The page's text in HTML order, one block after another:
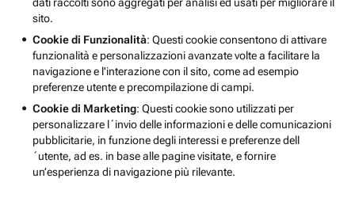
sito.
Cookie di Funzionalità: Questi cookie consentono di attivare
funzionalità e personalizzazioni avanzate volte a facilitare la
navigazione e l'interazione con il sito, come ad esempio
preferenze utente e precompilazione di campi.
Cookie di Marketing: Questi cookie sono utilizzati per
personalizzare l´invio delle informazioni e delle comunicazioni
pubblicitarie, in funzione degli interessi e preferenze dell
´utente, ad es. in base alle pagine visitate, e fornire
un’esperienza di navigazione più rilevante.